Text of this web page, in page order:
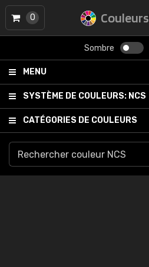
Couleurs
Sombre
MENU
SYSTÈME DE COULEURS: NCS
CATÉGORIES DE COULEURS
0